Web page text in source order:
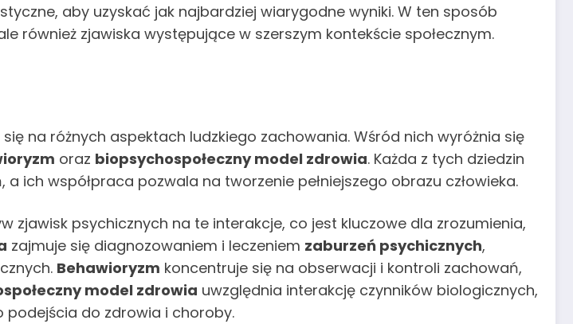
aby uzyskać jak najbardziej wiarygodne wyniki. W ten sposób
również zjawiska występujące w szerszym kontekście społecznym.
na różnych aspektach ludzkiego zachowania. Wśród nich wyróżnia się
oraz biopsychospołeczny model zdrowia. Każda z tych dziedzin
ich współpraca pozwala na tworzenie pełniejszego obrazu człowieka.
zjawisk psychicznych na te interakcje, co jest kluczowe dla zrozumienia,
zajmuje się diagnozowaniem i leczeniem zaburzeń psychicznych,
Behawioryzm koncentruje się na obserwacji i kontroli zachowań,
model zdrowia uwzględnia interakcję czynników biologicznych,
podejścia do zdrowia i choroby.